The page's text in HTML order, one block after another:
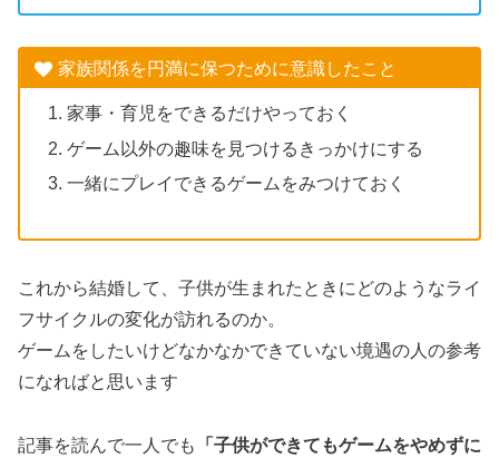
家族関係を円満に保つために意識したこと
家事・育児をできるだけやっておく
ゲーム以外の趣味を見つけるきっかけにする
一緒にプレイできるゲームをみつけておく
これから結婚して、子供が生まれたときにどのようなライ
フサイクルの変化が訪れるのか。
ゲームをしたいけどなかなかできていない境遇の人の参考
になればと思います
記事を読んで一人でも
「子供ができてもゲームをやめずに